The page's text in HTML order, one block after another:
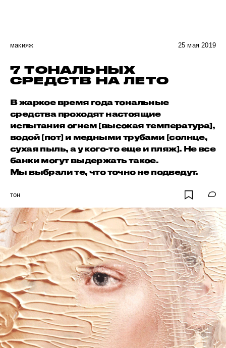
макияж 25 мая 2019
7 ТОНАЛЬНЫХ
СРЕДСТВ НА ЛЕТО
В жаркое время года тональные
средства проходят настоящие
испытания огнем [высокая температура],
водой [пот] и медными трубами [солнце,
сухая пыль, а у кого-то еще и пляж]. Не все
банки могут выдержать такое.
Мы выбрали те, что точно не подведут.
тон